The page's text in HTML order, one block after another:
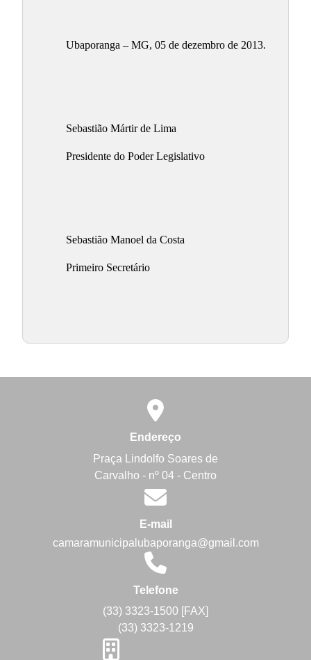
Ubaporanga – MG, 05 de dezembro de 2013.
Sebastião Mártir de Lima
Presidente do Poder Legislativo
Sebastião Manoel da Costa
Primeiro Secretário
Endereço
Praça Lindolfo Soares de
Carvalho - nº 04 - Centro
E-mail
camaramunicipalubaporanga@gmail.com
Telefone
(33) 3323-1500 [FAX]
(33) 3323-1219